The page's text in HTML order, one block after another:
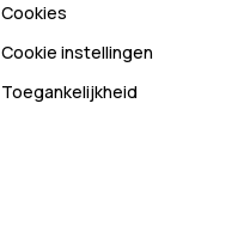
Cookies
Cookie instellingen
Toegankelijkheid